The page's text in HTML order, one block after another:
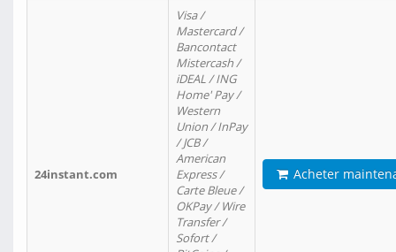
24instant.com
Visa /
Mastercard /
Bancontact
Mistercash /
iDEAL / ING
Home' Pay /
Western
Union / InPay
/ JCB /
American
Express /
Carte Bleue /
OKPay / Wire
Transfer /
Sofort /
Acheter